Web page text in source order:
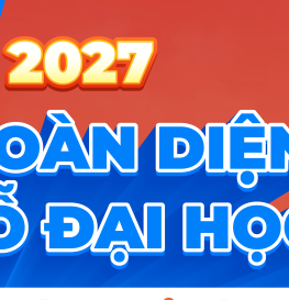
12
Quản trị dịch vụ du
lịch và lữ hành
A01; D07; A00